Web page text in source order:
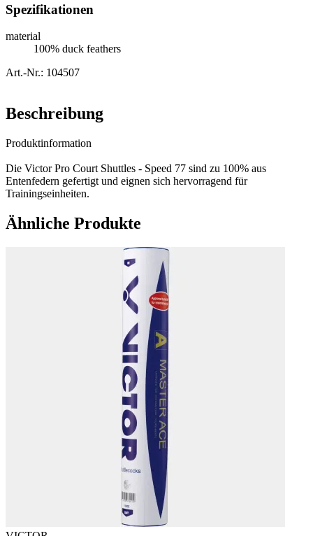
Spezifikationen
material
100% duck feathers
Art.-Nr.: 104507
Beschreibung
Produktinformation
Die Victor Pro Court Shuttles - Speed 77 sind zu 100% aus
Entenfedern gefertigt und eignen sich hervorragend für
Trainingseinheiten.
Ähnliche Produkte